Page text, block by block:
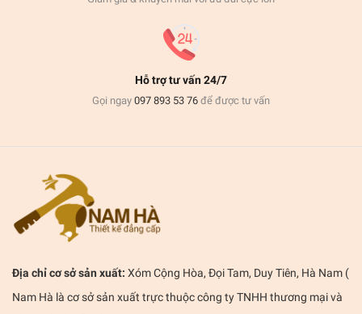
Hỗ trợ tư vấn 24/7
Gọi ngay 097 893 53 76 để được tư vấn
Địa chỉ cơ sở sản xuất: Xóm Cộng Hòa, Đọi Tam, Duy Tiên, Hà Nam (
Nam Hà là cơ sở sản xuất trực thuộc công ty TNHH thương mại và